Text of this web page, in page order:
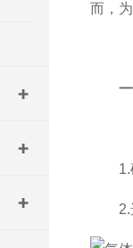
而，
1.确
2.选